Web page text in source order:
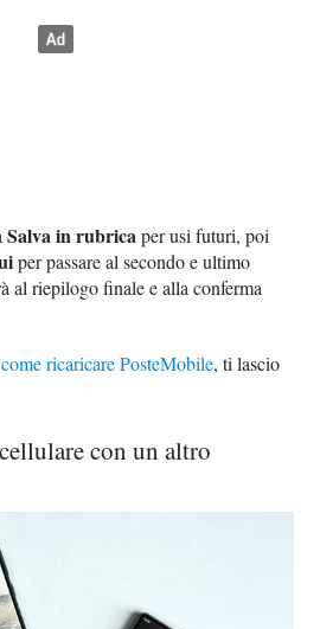
Salva in rubricaper usi futuri, poi
per passare al secondo e ultimo
al riepilogo finale e alla conferma
come ricaricare PosteMobile, ti lascio
con un altro